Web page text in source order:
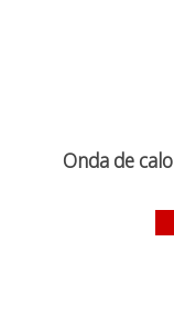
Onda de